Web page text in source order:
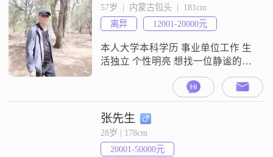
57岁  |  内蒙古包头  |  181cm
离异
12001-20000元
本人大学本科学历 事业单位工作 生
活独立 个性明亮 想找一位静谧的温
柔女性同胞 地区不限
张先生
28岁 | 178cm
20001-50000元